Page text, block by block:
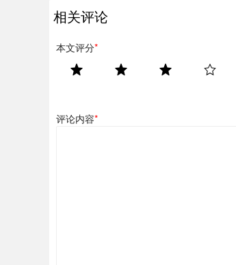
相关评论
本文评分*
评论内容*